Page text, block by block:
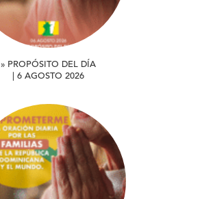
» PROPÓSITO DEL DÍA
| 6 AGOSTO 2026